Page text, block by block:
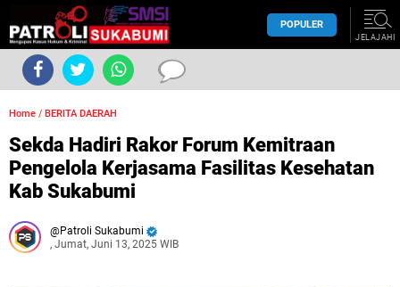
POPULER
JELAJAHI
Home / BERITA DAERAH
Sekda Hadiri Rakor Forum Kemitraan
Pengelola Kerjasama Fasilitas Kesehatan
Kab Sukabumi
Patroli Sukabumi
, Jumat, Juni 13, 2025 WIB